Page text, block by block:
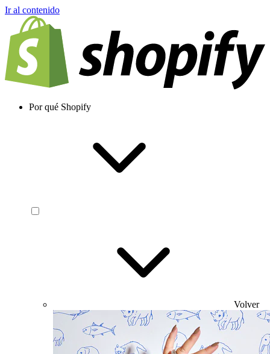
Ir al contenido
Por qué Shopify
Volver